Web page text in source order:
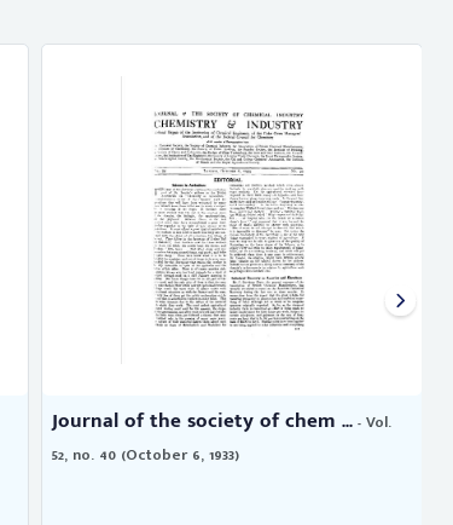
Journal of the society of chem ...- Vol.
52, no. 40 (October 6, 1933)